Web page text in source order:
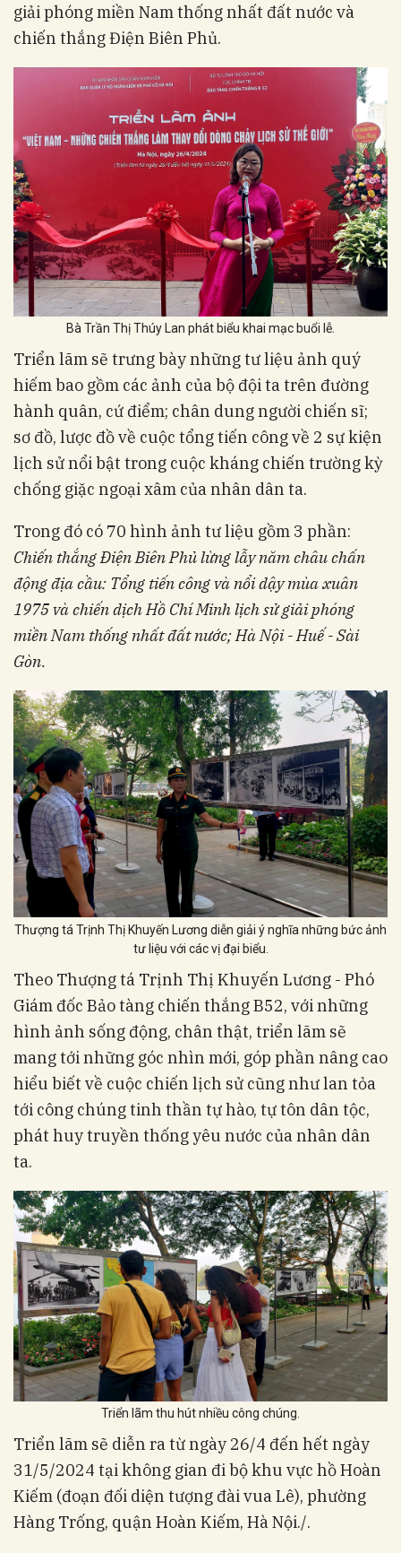
giải phóng miền Nam thống nhất đất nước và
chiến thắng Điện Biên Phủ.
Bà Trần Thị Thúy Lan phát biểu khai mạc buổi lễ.
Triển lãm sẽ trưng bày những tư liệu ảnh quý
hiếm bao gồm các ảnh của bộ đội ta trên đường
hành quân, cứ điểm; chân dung người chiến sĩ;
sơ đồ, lược đồ về cuộc tổng tiến công về 2 sự kiện
lịch sử nổi bật trong cuộc kháng chiến trường kỳ
chống giặc ngoại xâm của nhân dân ta.
Trong đó có 70 hình ảnh tư liệu gồm 3 phần:
Chiến thắng Điện Biên Phủ lừng lẫy năm châu chấn
động địa cầu: Tổng tiến công và nổi dậy mùa xuân
1975 và chiến dịch Hồ Chí Minh lịch sử giải phóng
miền Nam thống nhất đất nước; Hà Nội - Huế - Sài
Gòn.
Thượng tá Trịnh Thị Khuyến Lương diễn giải ý nghĩa những bức ảnh
tư liệu với các vị đại biểu.
Theo Thượng tá Trịnh Thị Khuyến Lương - Phó
Giám đốc Bảo tàng chiến thắng B52, với những
hình ảnh sống động, chân thật, triển lãm sẽ
mang tới những góc nhìn mới, góp phần nâng cao
hiểu biết về cuộc chiến lịch sử cũng như lan tỏa
tới công chúng tinh thần tự hào, tự tôn dân tộc,
phát huy truyền thống yêu nước của nhân dân
ta.
Triển lãm thu hút nhiều công chúng.
Triển lãm sẽ diễn ra từ ngày 26/4 đến hết ngày
31/5/2024 tại không gian đi bộ khu vực hồ Hoàn
Kiếm (đoạn đối diện tượng đài vua Lê), phường
Hàng Trống, quận Hoàn Kiếm, Hà Nội./.